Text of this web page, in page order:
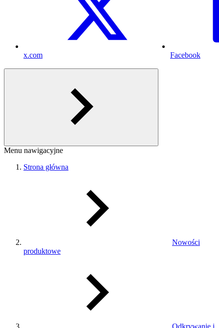
x.com Facebook
Menu nawigacyjne
Strona główna
Nowości
produktowe
Odkrywanie i